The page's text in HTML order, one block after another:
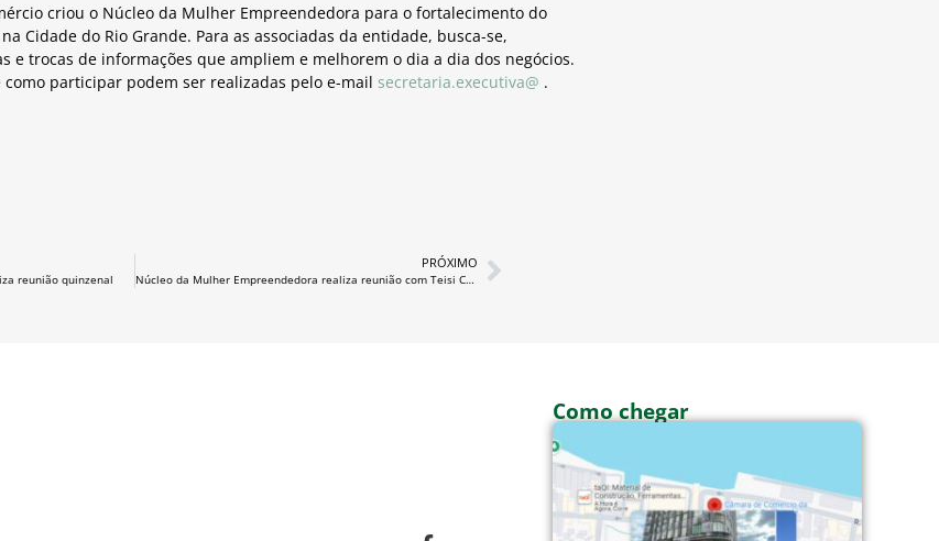
criou o Núcleo da Mulher Empreendedora para o fortalecimento do
Cidade do Rio Grande. Para as associadas da entidade, busca-se,
e trocas de informações que ampliem e melhorem o dia a dia dos negócios.
participar podem ser realizadas pelo e-mail secretaria.executiva@ .
reunião quinzenal
PRÓXIMO
Núcleo da Mulher Empreendedora realiza reunião com Teisi Colares
Como chegar